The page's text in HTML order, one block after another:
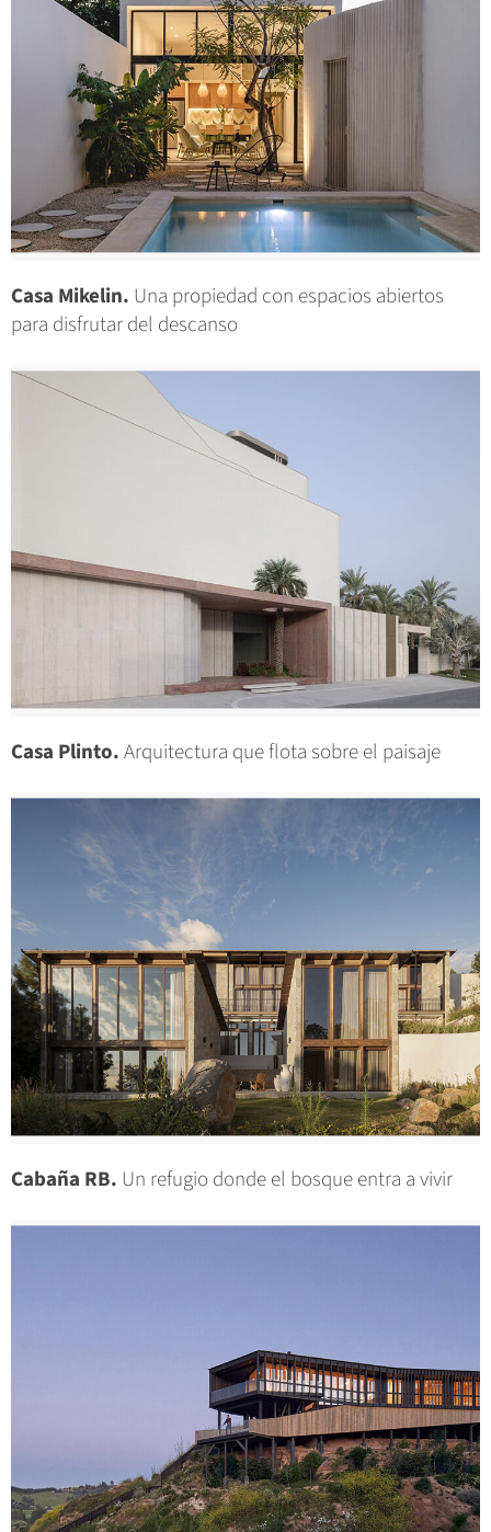
Casa Mikelin. Una propiedad con espacios abiertos
para disfrutar del descanso
Casa Plinto.Arquitectura que flota sobre el paisaje
Cabaña RB. Un refugio donde el bosque entra a vivir